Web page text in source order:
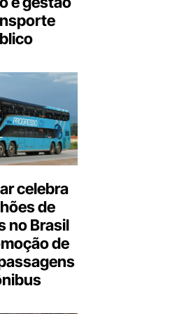
celebra
de
no Brasil
de